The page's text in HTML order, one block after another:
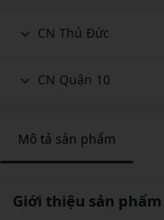
CN Thủ Đức
CN Quận 10
Mô tả sản phẩm
Giới thiệu sản phẩm